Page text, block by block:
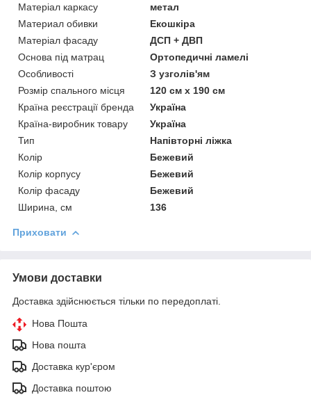
Матеріал каркасу
метал
Материал обивки
Екошкіра
Матеріал фасаду
ДСП + ДВП
Основа під матрац
Ортопедичні ламелі
Особливості
З узголів'ям
Розмір спального місця
120 см х 190 см
Країна реєстрації бренда
Україна
Країна-виробник товару
Україна
Тип
Напівторні ліжка
Колір
Бежевий
Колір корпусу
Бежевий
Колір фасаду
Бежевий
Ширина, см
136
Приховати
Умови доставки
Доставка здійснюється тільки по передоплаті.
Нова Пошта
Нова пошта
Доставка кур'єром
Доставка поштою